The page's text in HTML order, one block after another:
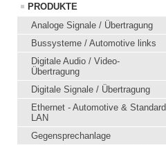
PRODUKTE
Analoge Signale / Übertragung
Bussysteme / Automotive links
Digitale Audio / Video-
Übertragung
Digitale Signale / Übertragung
Ethernet - Automotive & Standard
LAN
Gegensprechanlage